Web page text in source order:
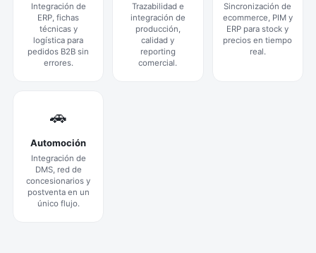
Integración de
ERP, fichas
técnicas y
logística para
pedidos B2B sin
errores.
Trazabilidad e
integración de
producción,
calidad y
reporting
comercial.
Sincronización de
ecommerce, PIM y
ERP para stock y
precios en tiempo
real.
🚗
Automoción
Integración de
DMS, red de
concesionarios y
postventa en un
único flujo.